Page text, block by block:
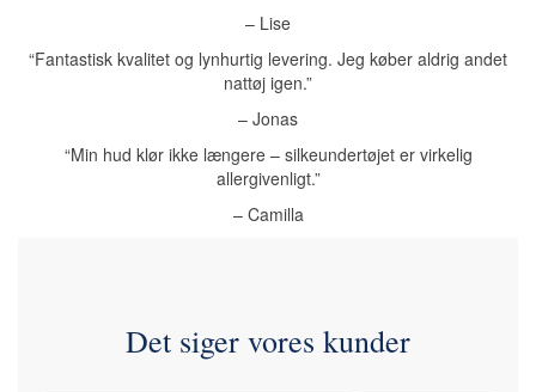
– Lise
“Fantastisk kvalitet og lynhurtig levering. Jeg køber aldrig andet
nattøj igen.”
– Jonas
“Min hud klør ikke længere – silkeundertøjet er virkelig
allergivenligt.”
– Camilla
Det siger vores kunder